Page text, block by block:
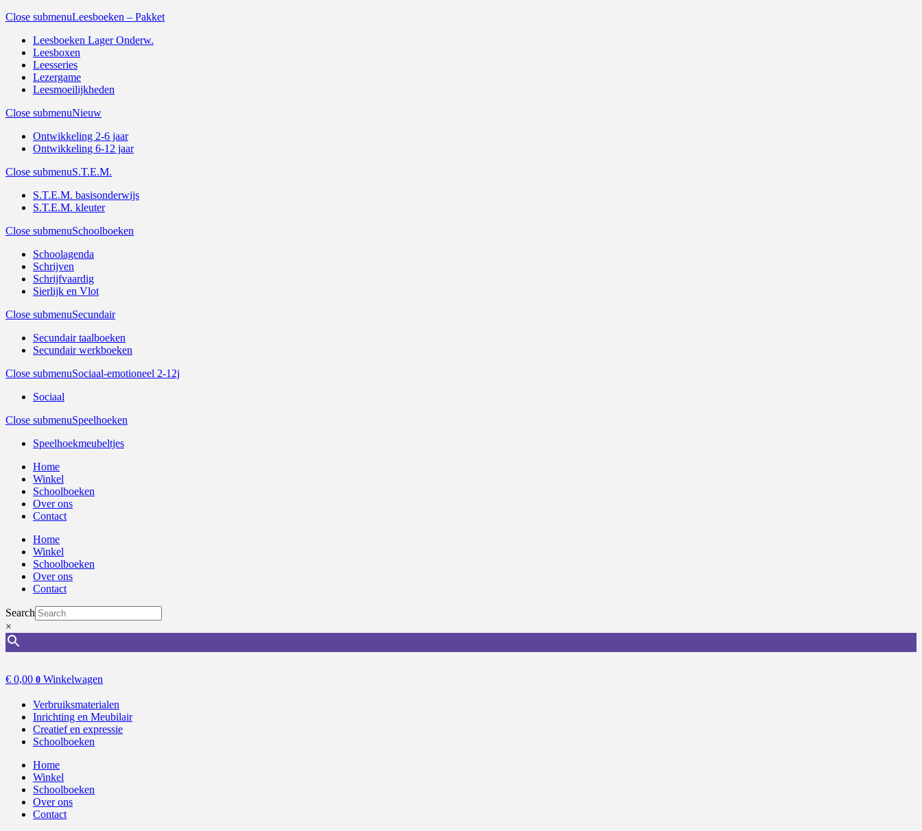
Close submenuLeesboeken – Pakket
Leesboeken Lager Onderw.
Leesboxen
Leesseries
Lezergame
Leesmoeilijkheden
Close submenuNieuw
Ontwikkeling 2-6 jaar
Ontwikkeling 6-12 jaar
Close submenuS.T.E.M.
S.T.E.M. basisonderwijs
S.T.E.M. kleuter
Close submenuSchoolboeken
Schoolagenda
Schrijven
Schrijfvaardig
Sierlijk en Vlot
Close submenuSecundair
Secundair taalboeken
Secundair werkboeken
Close submenuSociaal-emotioneel 2-12j
Sociaal
Close submenuSpeelhoeken
Speelhoekmeubeltjes
Home
Winkel
Schoolboeken
Over ons
Contact
Home
Winkel
Schoolboeken
Over ons
Contact
Search
×
€ 0,00 0 Winkelwagen
Verbruiksmaterialen
Inrichting en Meubilair
Creatief en expressie
Schoolboeken
Home
Winkel
Schoolboeken
Over ons
Contact